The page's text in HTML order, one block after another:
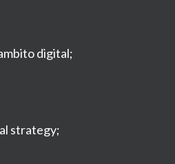
digital;
strategy;